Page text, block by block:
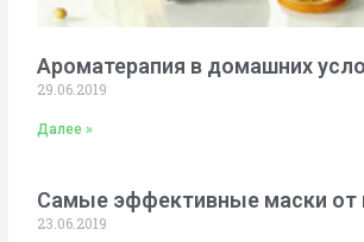
Ароматерапия в домашних
29.06.2019
Далее »
Самые эффективные маски
23.06.2019